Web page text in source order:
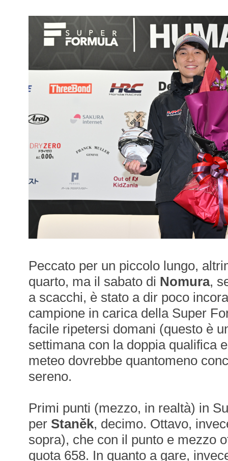
Peccato per un piccolo lungo,
quarto, ma il sabato di Nomura,
a scacchi, è stato a dir poco
campione in carica della Super
facile ripetersi domani (questo è
settimana con la doppia qualifica
meteo dovrebbe quantomeno
sereno.
Primi punti (mezzo, in realtà) in
per Staněk, decimo. Ottavo,
sopra), che con il punto e mezzo
quota 658. In quanto a gare,